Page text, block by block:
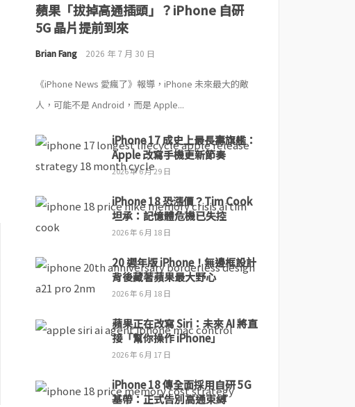
蘋果「拔掉高通插頭」？iPhone 自研
5G 晶片提前到來
Brian Fang 2026 年 7 月 30 日
《iPhone News 愛瘋了》報導，iPhone 未來最大的敵
人，可能不是 Android，而是 Apple...
iPhone 17 成史上最長壽旗艦：
Apple 改寫手機更新節奏
2026 年 6 月 29 日
iPhone 18 恐漲價？Tim Cook
坦承：記憶體危機已失控
2026 年 6 月 18 日
20 週年版 iPhone！無邊框設計
背後藏著蘋果最大野心
2026 年 6 月 18 日
蘋果正在改寫 Siri：未來 AI 將直
接「幫你操作 iPhone」
2026 年 6 月 17 日
iPhone 18 傳全面採用自研 5G
基帶：正式告別高通束縛